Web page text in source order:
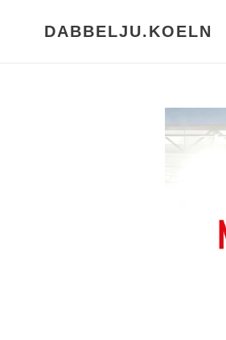
DABBELJU.KOELN